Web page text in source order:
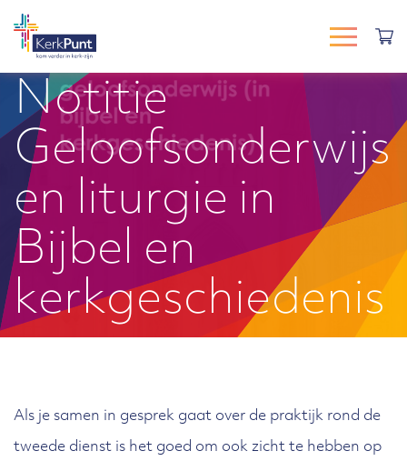
Notitie
Geloofsonderwijs
en liturgie in
Bijbel en
kerkgeschiedenis
Als je samen in gesprek gaat over de praktijk rond de
tweede dienst is het goed om ook zicht te hebben op